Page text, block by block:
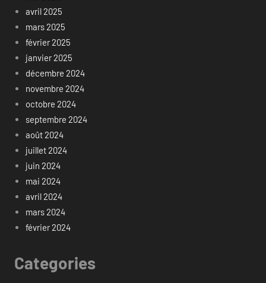
avril 2025
mars 2025
février 2025
janvier 2025
décembre 2024
novembre 2024
octobre 2024
septembre 2024
août 2024
juillet 2024
juin 2024
mai 2024
avril 2024
mars 2024
février 2024
Categories